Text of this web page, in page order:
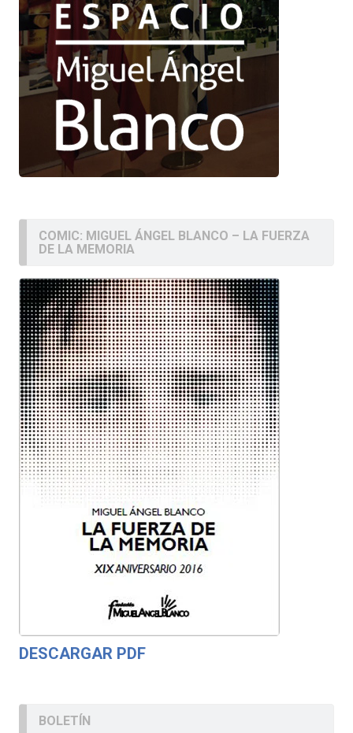
COMIC: MIGUEL ÁNGEL BLANCO – LA FUERZA
DE LA MEMORIA
DESCARGAR PDF
BOLETÍN